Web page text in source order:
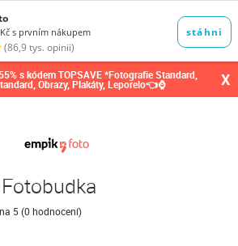
s kódem TOPSAVE *Fotografie Standard,
Obrazy, Plakáty, Leporelo👈⌚ X
5 (0 hodnocení)